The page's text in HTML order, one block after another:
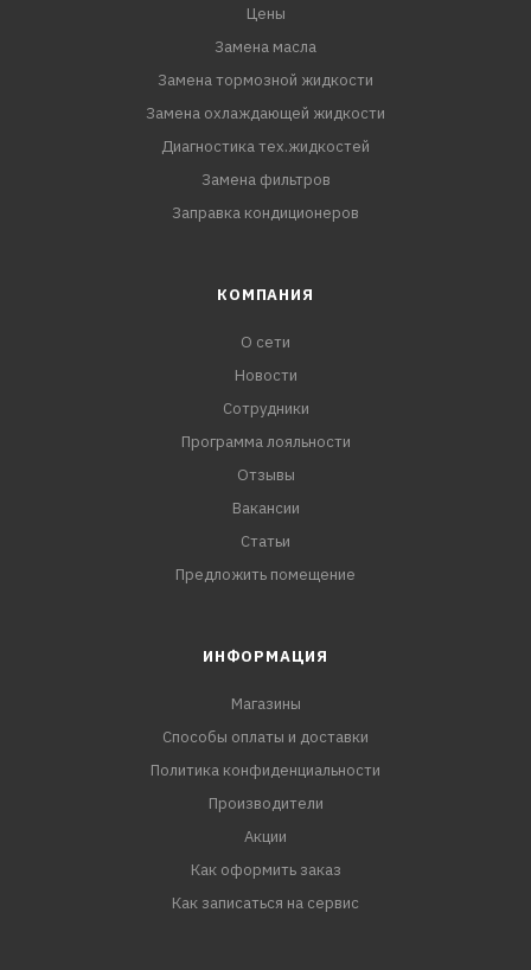
Цены
Замена масла
Замена тормозной жидкости
Замена охлаждающей жидкости
Диагностика тех.жидкостей
Замена фильтров
Заправка кондиционеров
КОМПАНИЯ
О сети
Новости
Сотрудники
Программа лояльности
Отзывы
Вакансии
Статьи
Предложить помещение
ИНФОРМАЦИЯ
Магазины
Способы оплаты и доставки
Политика конфиденциальности
Производители
Акции
Как оформить заказ
Как записаться на сервис